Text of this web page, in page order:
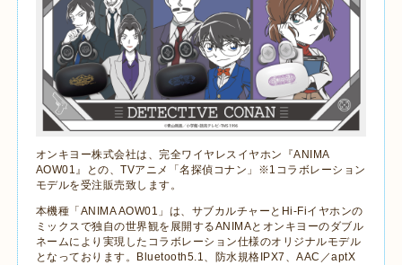
オンキヨー株式会社は、完全ワイヤレスイヤホン『ANIMA
AOW01』との、TVアニメ「名探偵コナン」※1 コラボレーション
モデルを受注販売致します。
本機種「 ANIMA AOW01 」は、サブカルチャーと Hi-Fiイヤホンの
ミックスで独自の世界観を展開するANIMAとオンキヨーのダブル
ネームにより実現したコラボレーション仕様のオリジナルモデル
となっております。
Bluetooth5.1、防水規格 IPX7 、AAC ／aptX